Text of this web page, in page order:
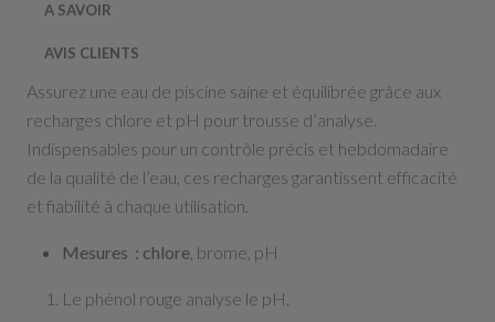
A SAVOIR
AVIS CLIENTS
Assurez une eau de piscine saine et équilibrée grâce aux
recharges chlore et pH pour trousse d’analyse.
Indispensables pour un contrôle précis et hebdomadaire
de la qualité de l’eau, ces recharges garantissent efficacité
et fiabilité à chaque utilisation.
Mesures : chlore , brome, pH
Le phénol rouge analyse le pH.